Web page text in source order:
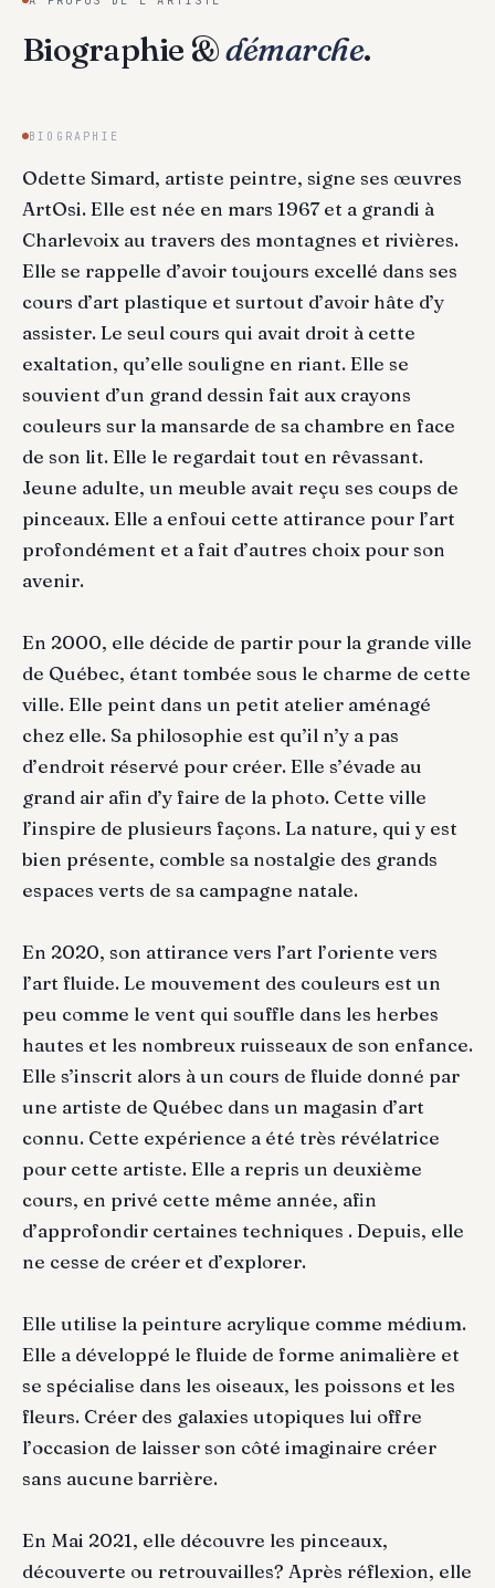
Biographie &démarche.
BIOGRAPHIE
Odette Simard, artiste peintre, signe ses œuvres
ArtOsi. Elle est née en mars 1967 et a grandi à
Charlevoix au travers des montagnes et rivières.
Elle se rappelle d’avoir toujours excellé dans ses
cours d’art plastique et surtout d’avoir hâte d’y
assister. Le seul cours qui avait droit à cette
exaltation, qu’elle souligne en riant. Elle se
souvient d’un grand dessin fait aux crayons
couleurs sur la mansarde de sa chambre en face
de son lit. Elle le regardait tout en rêvassant.
Jeune adulte, un meuble avait reçu ses coups de
pinceaux. Elle a enfoui cette attirance pour l’art
profondément et a fait d’autres choix pour son
avenir.
En 2000, elle décide de partir pour la grande ville
de Québec, étant tombée sous le charme de cette
ville. Elle peint dans un petit atelier aménagé
chez elle. Sa philosophie est qu’il n’y a pas
d’endroit réservé pour créer. Elle s’évade au
grand air afin d’y faire de la photo. Cette ville
l’inspire de plusieurs façons. La nature, qui y est
bien présente, comble sa nostalgie des grands
espaces verts de sa campagne natale.
En 2020, son attirance vers l’art l’oriente vers
l’art fluide. Le mouvement des couleurs est un
peu comme le vent qui souffle dans les herbes
hautes et les nombreux ruisseaux de son enfance.
Elle s’inscrit alors à un cours de fluide donné par
une artiste de Québec dans un magasin d’art
connu. Cette expérience a été très révélatrice
pour cette artiste. Elle a repris un deuxième
cours, en privé cette même année, afin
d’approfondir certaines techniques . Depuis, elle
ne cesse de créer et d’explorer.
Elle utilise la peinture acrylique comme médium.
Elle a développé le fluide de forme animalière et
se spécialise dans les oiseaux, les poissons et les
fleurs. Créer des galaxies utopiques lui offre
l’occasion de laisser son côté imaginaire créer
sans aucune barrière.
En Mai 2021, elle découvre les pinceaux,
découverte ou retrouvailles? Après réflexion, elle